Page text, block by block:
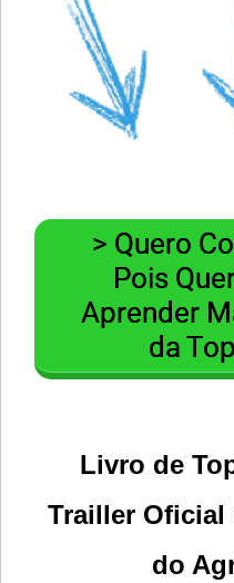
> Quero
Pois
Aprender
da
Livro de
Trailler
do